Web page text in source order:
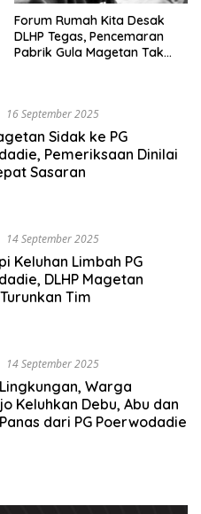
Forum Rumah Kita Desak
DLHP Tegas, Pencemaran
Pabrik Gula Magetan Tak
16 September 2025
Sidak ke PG
Pemeriksaan Dinilai
Sasaran
14 September 2025
Keluhan Limbah PG
DLHP Magetan
Tim
14 September 2025
Warga
Keluhkan Debu, Abu dan
dari PG Poerwodadie